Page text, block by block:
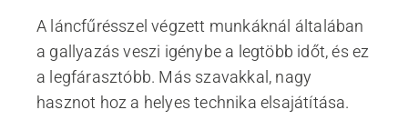
A láncfűrésszel végzett munkáknál általában
a gallyazás veszi igénybe a legtöbb időt, és ez
a legfárasztóbb. Más szavakkal, nagy
hasznot hoz a helyes technika elsajátítása.